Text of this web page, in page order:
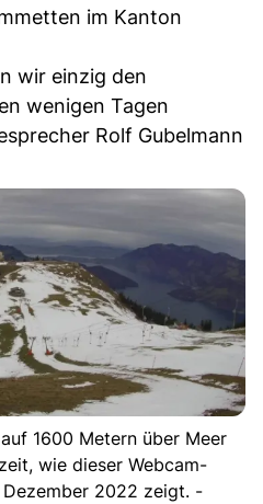
im Kanton
wir einzig den
wenigen Tagen
Rolf Gubelmann
1600 Metern über Meer
wie dieser Webcam-
2022 zeigt. -